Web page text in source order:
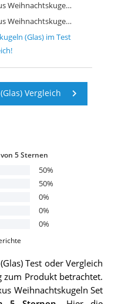
My-goodbuy24 12er Set Luxus Weihnachtskugeln Set G
My-goodbuy24 12er Set Luxus Weihnachtskugeln Set C
(Glas) im Test
Vergleich
5 Sternen
50%
50%
0%
0%
0%
Test oder Vergleich
zum Produkt betrachtet.
Weihnachtskugeln Set